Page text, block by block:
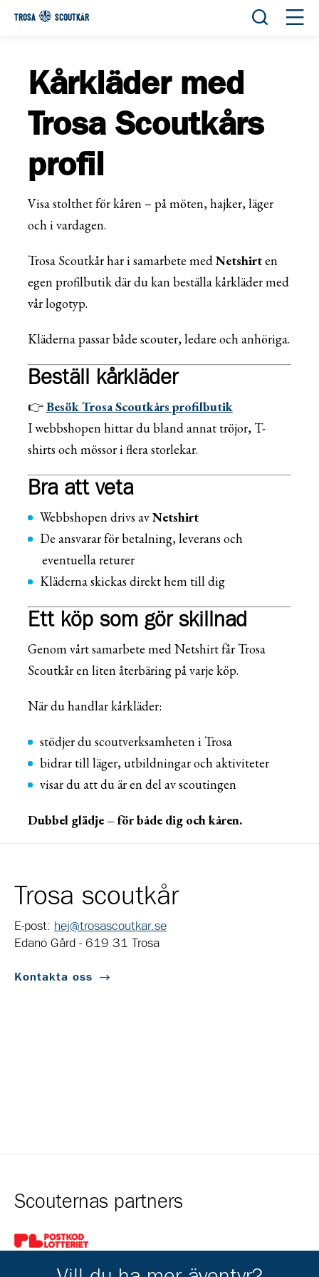
TROSA SCOUTKÅR Öppna
Kårkläder med
Trosa Scoutkårs
profil
Visa stolthet för kåren – på möten, hajker, läger
och i vardagen.
Trosa Scoutkår har i samarbete medNetshirten
egen profilbutik där du kan beställa kårkläder med
vår logotyp.
Kläderna passar både scouter, ledare och anhöriga.
Beställ kårkläder
👉Besök Trosa Scoutkårs profilbutik
I webbshopen hittar du bland annat tröjor, T-
shirts och mössor i flera storlekar.
Bra att veta
Webbshopen drivs avNetshirt
De ansvarar för betalning, leverans och
eventuella returer
Kläderna skickas direkt hem till dig
Ett köp som gör skillnad
Genom vårt samarbete med Netshirt får Trosa
Scoutkår en liten återbäring på varje köp.
När du handlar kårkläder:
stödjer du scoutverksamheten i Trosa
bidrar till läger, utbildningar och aktiviteter
visar du att du är en del av scoutingen
Dubbel glädje – för både dig och kåren.
Trosa scoutkår
E-post: hej@trosascoutkar.se
Edanö Gård - 619 31 Trosa
Kontakta oss
Scouternas partners
Gå till pl_50